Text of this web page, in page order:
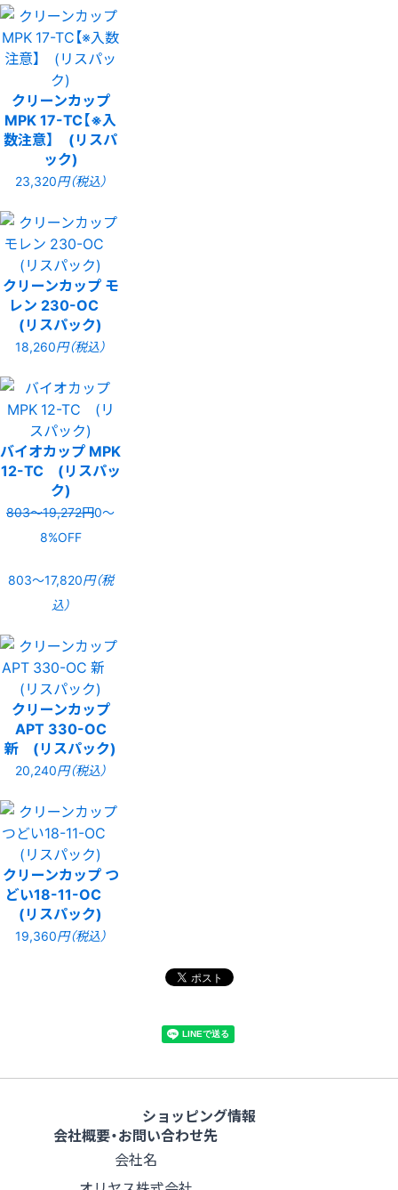
クリーンカップ
MPK 17-TC【※入
数注意】 (リスパ
ック)
23,320円（税込）
クリーンカップ モ
レン 230-OC
(リスパック)
18,260円（税込）
バイオカップ MPK
12-TC (リスパッ
ク)
803〜19,272円0〜
8%OFF
803〜17,820円（税
込）
クリーンカップ
APT 330-OC
新 (リスパック)
20,240円（税込）
クリーンカップ つ
どい18-11-OC
(リスパック)
19,360円（税込）
ショッピング情報
会社概要・お問い合わせ先
会社名